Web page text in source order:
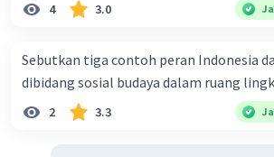
4 3.0
Sebutkan tiga contoh peran Indonesia
dibidang sosial budaya dalam ruang
2 3.3